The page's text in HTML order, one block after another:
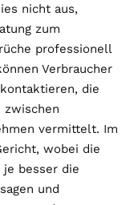
nicht aus,
zum
professionell
Verbraucher
die
zwischen
vermittelt. Im
wobei die
besser die
und